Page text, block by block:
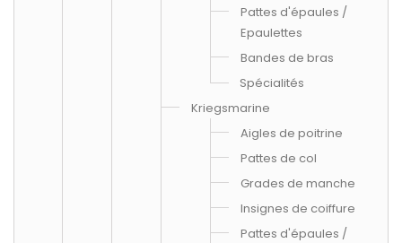
Pattes d'épaules /
Epaulettes
Bandes de bras
Spécialités
Kriegsmarine
Aigles de poitrine
Pattes de col
Grades de manche
Insignes de coiffure
Pattes d'épaules /